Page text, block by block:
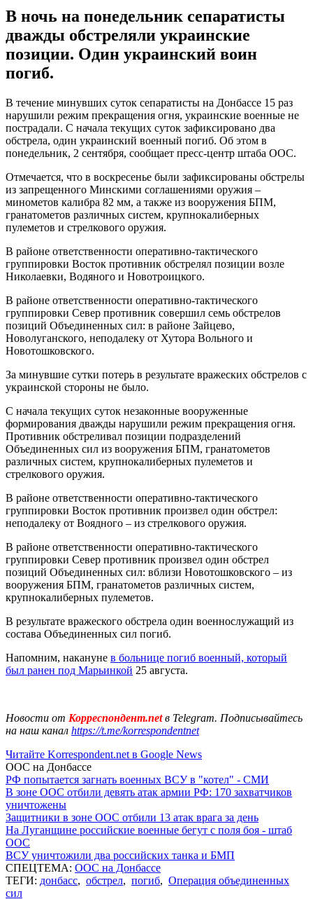
В ночь на понедельник сепаратисты
дважды обстреляли украинские
позиции. Один украинский воин
погиб.
В течение минувших суток сепаратисты на Донбассе 15 раз
нарушили режим прекращения огня, украинские военные не
пострадали. С начала текущих суток зафиксировано два
обстрела, один украинский военный погиб. Об этом в
понедельник, 2 сентября, сообщает пресс-центр штаба ООС.
Отмечается, что в воскресенье были зафиксированы обстрелы
из запрещенного Минскими соглашениями оружия –
минометов калибра 82 мм, а также из вооружения БПМ,
гранатометов различных систем, крупнокалиберных
пулеметов и стрелкового оружия.
В районе ответственности оперативно-тактического
группировки Восток противник обстрелял позиции возле
Николаевки, Водяного и Новотроицкого.
В районе ответственности оперативно-тактического
группировки Север противник совершил семь обстрелов
позиций Объединенных сил: в районе Зайцево,
Новолуганского, неподалеку от Хутора Вольного и
Новотошковского.
За минувшие сутки потерь в результате вражеских обстрелов с
украинской стороны не было.
С начала текущих суток незаконные вооруженные
формирования дважды нарушили режим прекращения огня.
Противник обстреливал позиции подразделений
Объединенных сил из вооружения БПМ, гранатометов
различных систем, крупнокалиберных пулеметов и
стрелкового оружия.
В районе ответственности оперативно-тактического
группировки Восток противник произвел один обстрел:
неподалеку от Воядного – из стрелкового оружия.
В районе ответственности оперативно-тактического
группировки Север противник произвел один обстрел
позиций Объединенных сил: вблизи Новотошковского – из
вооружения БПМ, гранатометов различных систем,
крупнокалиберных пулеметов.
В результате вражеского обстрела один военнослужащий из
состава Объединенных сил погиб.
Напомним, накануне в больнице погиб военный, который
был ранен под Марьинкой 25 августа.
Новости от Корреспондент.netв Telegram. Подписывайтесь
на наш канал https://t.me/korrespondentnet
Читайте Korrespondent.net в Google News
ООС на Донбассе
РФ попытается загнать военных ВСУ в "котел" - СМИ
В зоне ООС отбили девять атак армии РФ: 170 захватчиков
уничтожены
Защитники в зоне ООС отбили 13 атак врага за день
На Луганщине российские военные бегут с поля боя - штаб
ООС
ВСУ уничтожили два российских танка и БМП
СПЕЦТЕМА: ООС на Донбассе
ТЕГИ: донбасс, обстрел, погиб, Операция объединенных
сил